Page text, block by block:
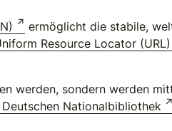
ermöglicht die stabile,
Resource Locator (URL)
werden, sondern werden
Nationalbibliothek